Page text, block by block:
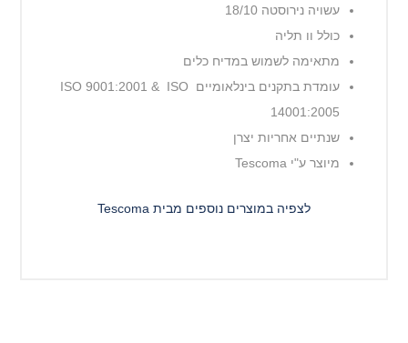
עשויה נירוסטה 18/10
כולל וו תליה
מתאימה לשמוש במדיח כלים
עומדת בתקנים בינלאומיים ISO 9001:2001 & ISO
14001:2005
שנתיים אחריות יצרן
מיוצר ע"י Tescoma
לצפיה במוצרים נוספים מבית Tescoma